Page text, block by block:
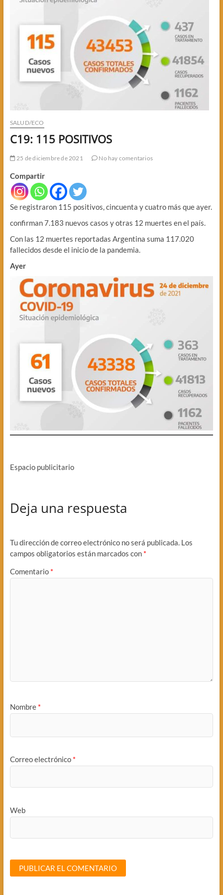
SALUD/ECO
C19: 115 POSITIVOS
25 de diciembre de 2021 No hay comentarios
Compartir
Se registraron 115 positivos, cincuenta y cuatro más que ayer.
confirman 7.183 nuevos casos y otras 12 muertes en el país.
Con las 12 muertes reportadas Argentina suma 117.020
fallecidos desde el inicio de la pandemia.
Ayer
Espacio publicitario
Deja una respuesta
Tu dirección de correo electrónico no será publicada. Los
campos obligatorios están marcados con *
Comentario *
Nombre *
Correo electrónico *
Web